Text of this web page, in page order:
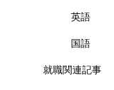
英語
国語
就職関連記事